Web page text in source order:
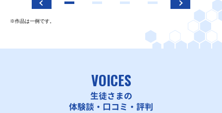
※作品は一例です。
VOICES
生徒さまの
体験談・口コミ・評判